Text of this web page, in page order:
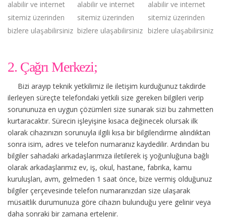
alabilir ve internet
sitemiz üzerinden
bizlere ulaşabilirsiniz
alabilir ve internet
sitemiz üzerinden
bizlere ulaşabilirsiniz
alabilir ve internet
sitemiz üzerinden
bizlere ulaşabilirsiniz
2. Çağrı Merkezi;
Bizi arayıp teknik yetkilimiz ile iletişim kurduğunuz takdirde
ilerleyen süreçte telefondaki yetkili size gereken bilgileri verip
sorununuza en uygun çözümleri size sunarak sizi bu zahmetten
kurtaracaktır. Sürecin işleyişine kısaca değinecek olursak ilk
olarak cihazınızın sorunuyla ilgili kısa bir bilgilendirme alındıktan
sonra isim, adres ve telefon numaranız kaydedilir. Ardından bu
bilgiler sahadaki arkadaşlarımıza iletilerek iş yoğunluğuna bağlı
olarak arkadaşlarımız ev, iş, okul, hastane, fabrika, kamu
kuruluşları, avm, gelmeden 1 saat önce, bize vermiş olduğunuz
bilgiler çerçevesinde telefon numaranızdan size ulaşarak
müsaitlik durumunuza göre cihazın bulunduğu yere gelinir veya
daha sonraki bir zamana ertelenir.